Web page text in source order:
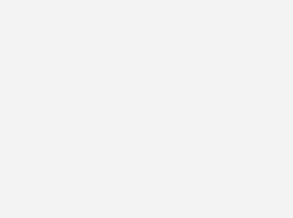
essenziell. Berücksichtigt werden muss
künftigen Mieters bei der Planung
die Halle in Standardausführung
Mieteranforderungen flexibel
können. Wie dies effizient umgesetzt
und die klimatechnische Ausstattung
Gerold Freitag,